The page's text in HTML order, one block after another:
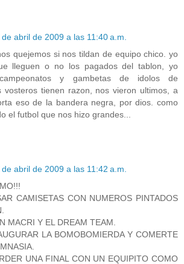
de abril de 2009 a las 11:40 a.m.
quejemos si nos tildan de equipo chico. yo
lleguen o no los pagados del tablon, yo
y gambetas de idolos de
vosteros tienen razon, nos vieron ultimos, a
eso de la bandera negra, por dios. como
el futbol que nos hizo grandes...
de abril de 2009 a las 11:42 a.m.
CAMISETAS CON NUMEROS PINTADOS
MACRI Y EL DREAM TEAM.
LA BOMOBOMIERDA Y COMERTE
UNA FINAL CON UN EQUIPITO COMO